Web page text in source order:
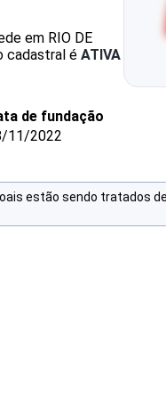
em RIO DE
cadastral é ATIVA
de fundação
11/2022
estão sendo tratados